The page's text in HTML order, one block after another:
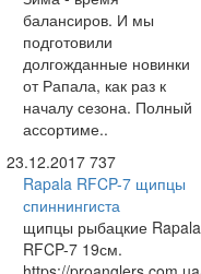
балансиров. И мы
подготовили
долгожданные новинки
от Рапала, как раз к
началу сезона. Полный
ассортиме..
23.12.2017 737
Rapala RFCP-7 щипцы
спиннингиста
щипцы рыбацкие Rapala
RFCP-7 19см.